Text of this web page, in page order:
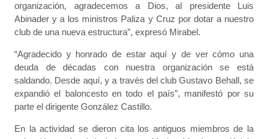
organización, agradecemos a Dios, al presidente Luis
Abinader y a los ministros Paliza y Cruz por dotar a nuestro
club de una nueva estructura”, expresó Mirabel.
“Agradecido y honrado de estar aquí y de ver cómo una
deuda de décadas con nuestra organización se está
saldando. Desde aquí, y a través del club Gustavo Behall, se
expandió el baloncesto en todo el país”, manifestó por su
parte el dirigente González Castillo.
En la actividad se dieron cita los antiguos miembros de la